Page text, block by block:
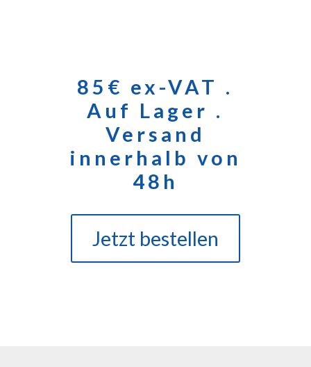
85€ ex-VAT .
Auf Lager .
Versand
innerhalb von
48h
Jetzt bestellen